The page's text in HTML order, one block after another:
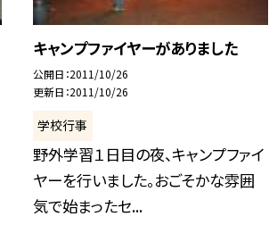
キャンプファイヤーがありました
公開日 2011/10/26
更新日 2011/10/26
学校行事
野外学習１日目の夜、キャンプファイ
ヤーを行いました。おごそかな雰囲
気で始まったセ...